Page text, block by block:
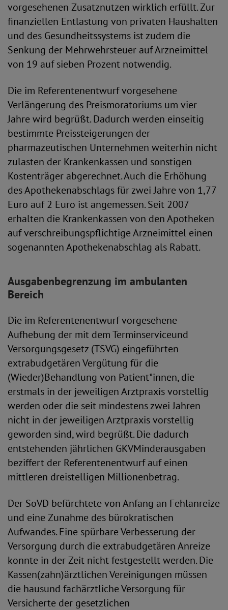
vorgesehenen Zusatznutzen wirklich erfüllt. Zur
finanziellen Entlastung von privaten Haushalten
und des Gesundheitssystems ist zudem die
Senkung der Mehrwehrsteuer auf Arzneimittel
von 19 auf sieben Prozent notwendig.
Die im Referentenentwurf vorgesehene
Verlängerung des Preismoratoriums um vier
Jahre wird begrüßt. Dadurch werden einseitig
bestimmte Preissteigerungen der
pharmazeutischen Unternehmen weiterhin nicht
zulasten der Krankenkassen und sonstigen
Kostenträger abgerechnet. Auch die Erhöhung
des Apothekenabschlags für zwei Jahre von 1,77
Euro auf 2 Euro ist angemessen. Seit 2007
erhalten die Krankenkassen von den Apotheken
auf verschreibungspflichtige Arzneimittel einen
sogenannten Apothekenabschlag als Rabatt.
Ausgabenbegrenzung im ambulanten
Bereich
Die im Referentenentwurf vorgesehene
Aufhebung der mit dem Terminserviceund
Versorgungsgesetz (TSVG) eingeführten
extrabudgetären Vergütung für die
(Wieder)Behandlung von Patient*innen, die
erstmals in der jeweiligen Arztpraxis vorstellig
werden oder die seit mindestens zwei Jahren
nicht in der jeweiligen Arztpraxis vorstellig
geworden sind, wird begrüßt. Die dadurch
entstehenden jährlichen GKVMinderausgaben
beziffert der Referentenentwurf auf einen
mittleren dreistelligen Millionenbetrag.
Der SoVD befürchtete von Anfang an Fehlanreize
und eine Zunahme des bürokratischen
Aufwandes. Eine spürbare Verbesserung der
Versorgung durch die extrabudgetären Anreize
konnte in der Zeit nicht festgestellt werden. Die
Kassen(zahn)ärztlichen Vereinigungen müssen
die hausund fachärztliche Versorgung für
Versicherte der gesetzlichen